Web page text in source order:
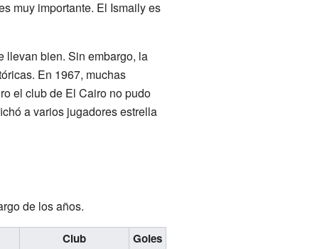
muy importante. El Ismaily es
llevan bien. Sin embargo, la
En 1967, muchas
el club de El Cairo no pudo
a varios jugadores estrella
de los años.
Club Goles